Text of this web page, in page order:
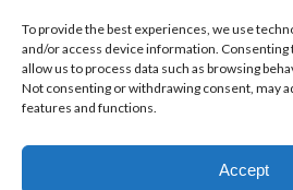
To provide the best experiences, we use
and/or access device information.
allow us to process data such as browsing
Not consenting or withdrawing consent, may
features and functions.
Accept
© Les Industries McAsphalt